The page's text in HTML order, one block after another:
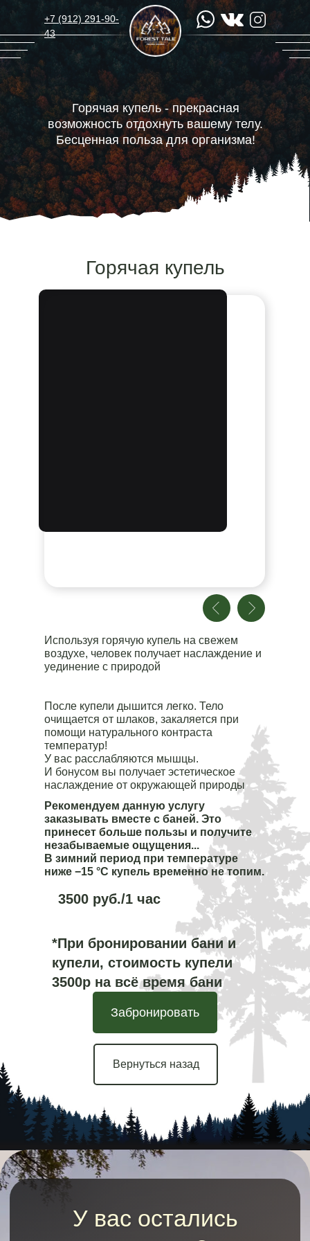
+7 (912) 291-90-
43
Горячая купель - прекрасная
возможность отдохнуть вашему телу.
Бесценная польза для организма!
Горячая купель
3500 руб./1 час
Забронировать
Вернуться назад
Используя горячую купель на свежем
воздухе, человек получает наслаждение и
уединение с природой
После купели дышится легко. Тело
очищается от шлаков, закаляется при
помощи натурального контраста
температур!
У вас расслабляются мышцы.
И бонусом вы получает эстетическое
наслаждение от окружающей природы
Рекомендуем данную услугу
заказывать вместе с баней. Это
принесет больше пользы и получите
незабываемые ощущения...
В зимний период при температуре
ниже −15 °C купель временно не топим.
*При бронировании бани и
купели, стоимость купели
3500р на всё время бани
У вас остались
вопросы?
Оставьте свои контактные данные,
мы вам перезвоним и ответим на
все ваши вопросы
УСЛОВИЯ
БРОНИРОВАНИЯ
КОТТЕДЖЕЙ
Бронируем по предоплате - от3000